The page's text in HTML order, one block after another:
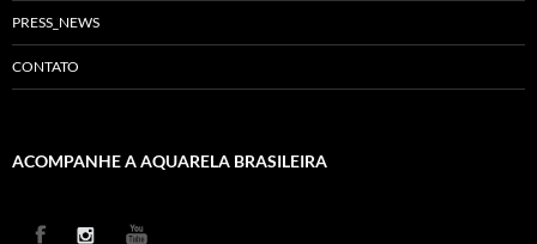
PRESS_NEWS
CONTATO
ACOMPANHE A AQUARELA BRASILEIRA